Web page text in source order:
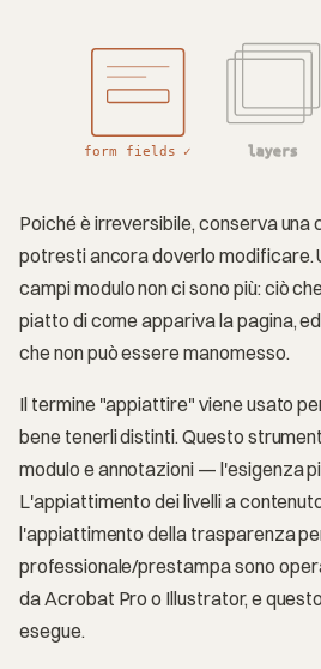
form fields ✓ layers
Poiché è irreversibile, conserva una
potresti ancora doverlo modificare.
campi modulo non ci sono più: ciò
piatto di come appariva la pagina,
che non può essere manomesso.
Il termine "appiattire" viene usato
bene tenerli distinti. Questo
modulo e annotazioni — l'esigenza
L'appiattimento dei livelli a
l'appiattimento della trasparenza
professionale/prestampa sono
da Acrobat Pro o Illustrator, e
esegue.